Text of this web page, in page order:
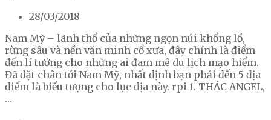
28/03/2018
Nam Mỹ – lãnh thổ của những ngọn núi khổng lồ,
rừng sâu và nền văn minh cổ xưa, đây chính là điểm
đến lí tưởng cho những ai đam mê du lịch mạo hiểm.
Đã đặt chân tới Nam Mỹ, nhất định bạn phải đến 5 địa
điểm là biểu tượng cho lục địa này. rpi 1. THÁC ANGEL,
…